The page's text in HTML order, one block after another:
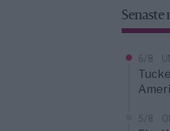
Senaste
6/8
5/8